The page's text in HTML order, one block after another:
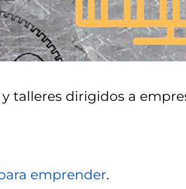
talleres dirigidos a
emprender.